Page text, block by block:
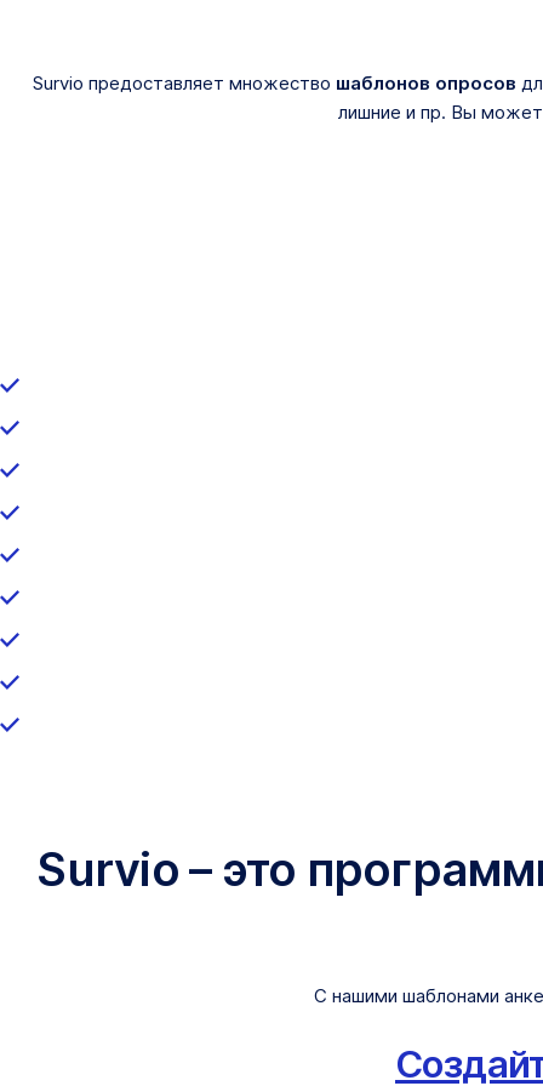
Survio предоставляет множество шаблонов опросов
лишние и пр. Вы
Survio – это
С нашими шаблонами